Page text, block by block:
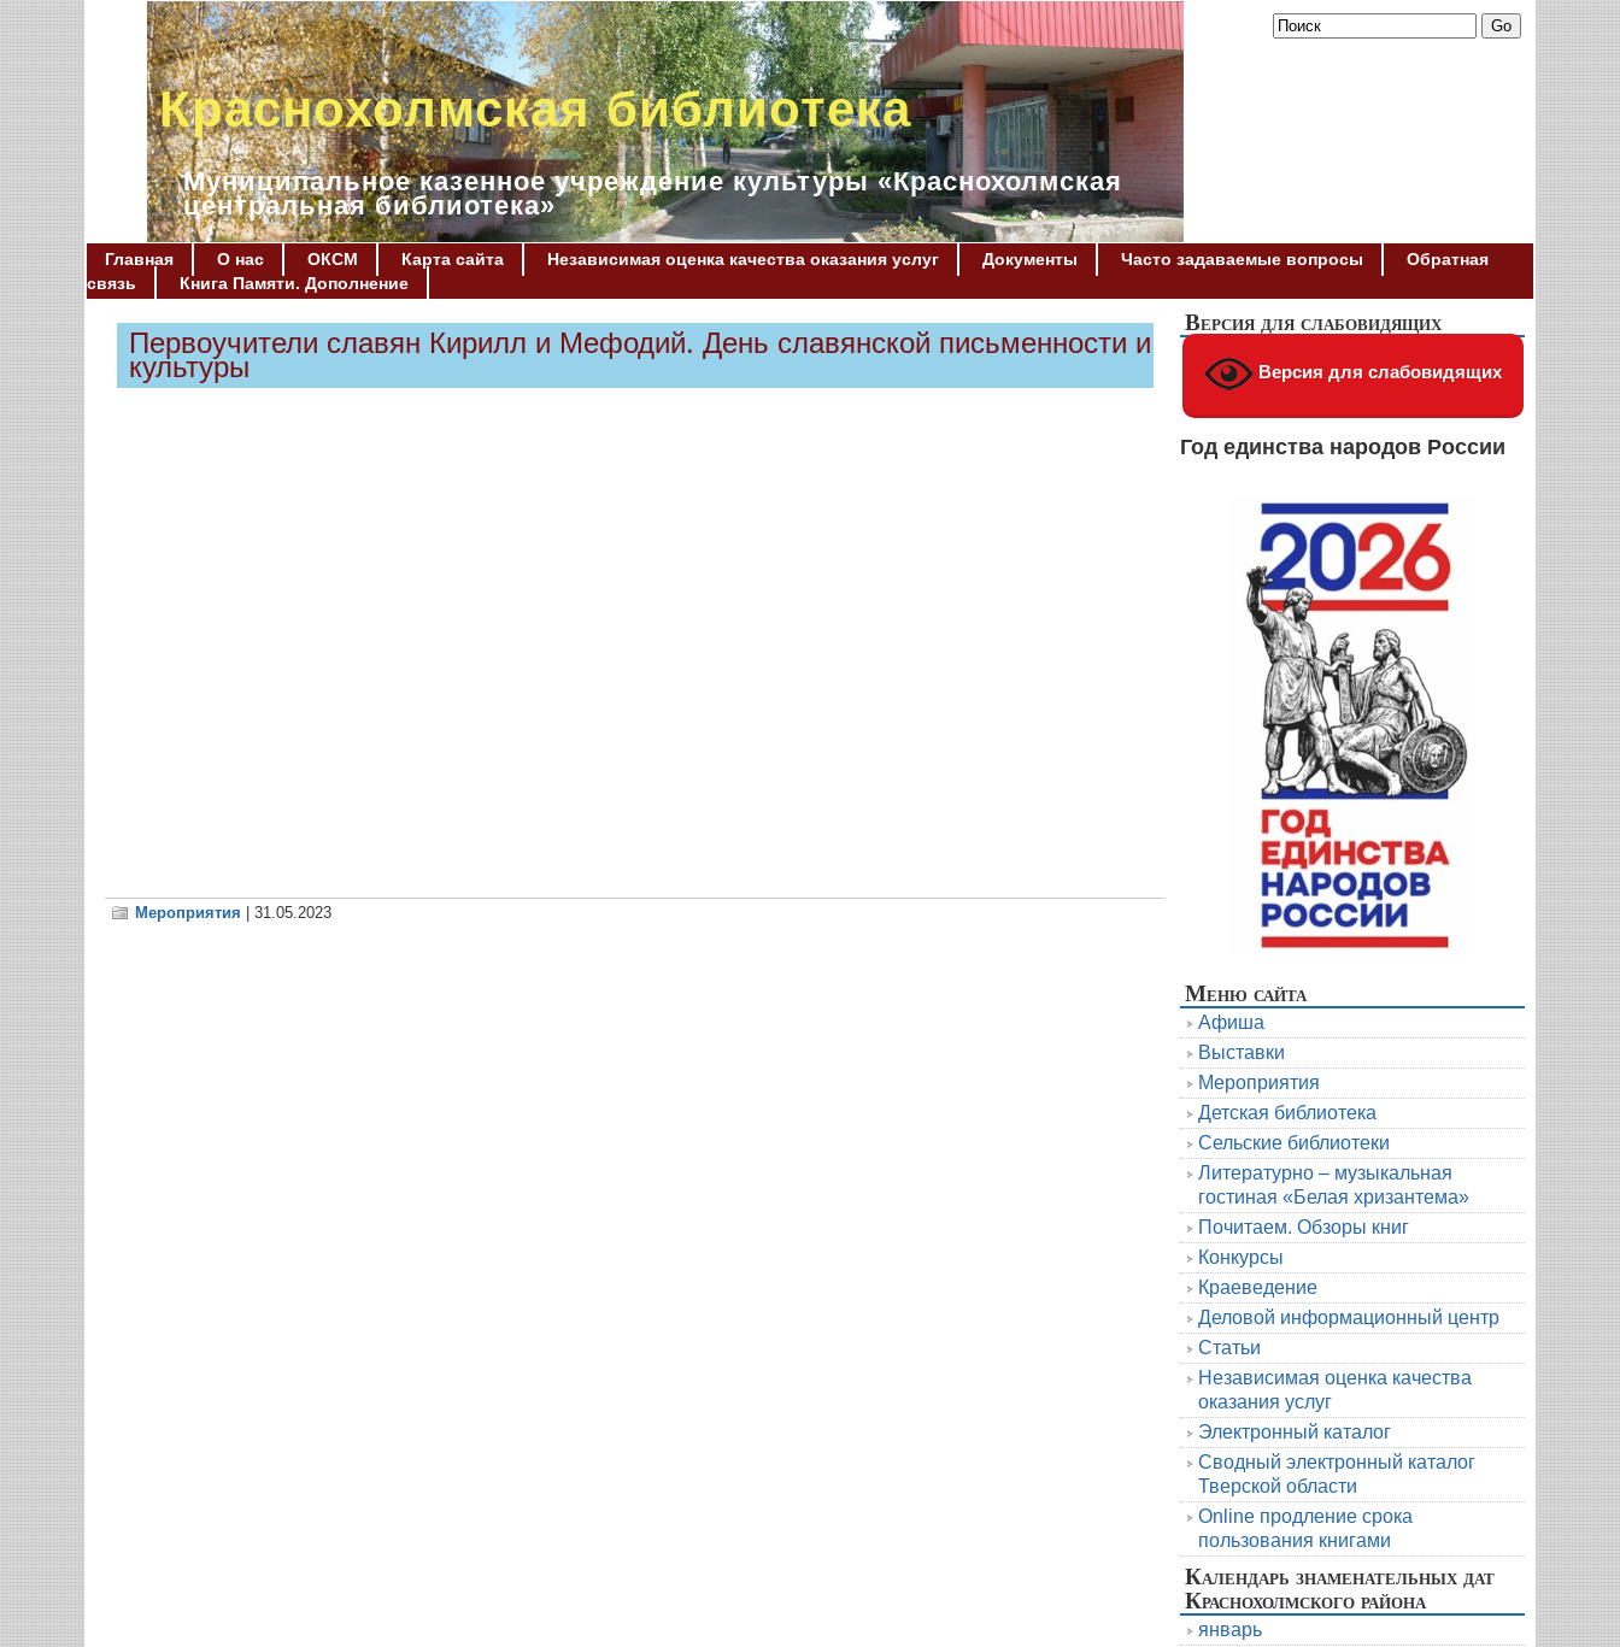
Краснохолмская библиотека
Муниципальное казенное учреждение культуры «Краснохолмская
центральная библиотека»
Главная О нас ОКСМ Карта сайта Независимая оценка качества оказания услуг Документы Часто задаваемые вопросы
Обратная
связь
Книга Памяти. Дополнение
Первоучители славян Кирилл и Мефодий. День славянской письменности и
культуры
Мероприятия | 31.05.2023
Версия для слабовидящих
Версия для слабовидящих
Год единства народов России
Меню сайта
Афиша
Выставки
Мероприятия
Детская библиотека
Сельские библиотеки
Литературно – музыкальная
гостиная «Белая хризантема»
Почитаем. Обзоры книг
Конкурсы
Краеведение
Деловой информационный центр
Статьи
Независимая оценка качества
оказания услуг
Электронный каталог
Сводный электронный каталог
Тверской области
Online продление срока
пользования книгами
Календарь знаменательных дат
Краснохолмского района
январь